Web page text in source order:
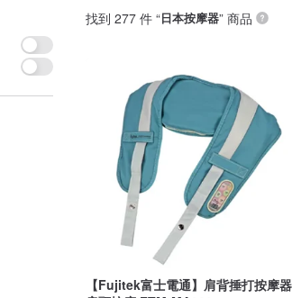
找到 277 件 “日本按摩器” 商品
【Fujitek富士電通】肩背捶打按摩器